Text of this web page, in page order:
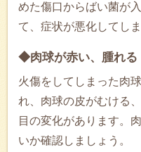
めた傷口からばい菌が
て、症状が悪化してし
◆肉球が赤い、腫れる
火傷をしてしまった肉
れ、肉球の皮がむける
目の変化があります。
いか確認しましょう。